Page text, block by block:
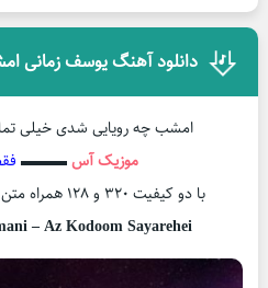
دانلود آهنگ یوسف زمانی
امشب چه رویایی شدی خیلی
موزیک آس▬▬▬
با دو کیفیت ۳۲۰ و ۱۲۸ همراه متن کامل آهنگ در موزیک آس
– Az Kodoom Sayarehei